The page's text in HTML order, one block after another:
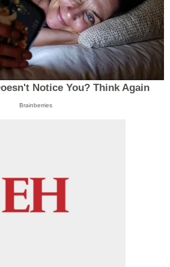
Notice You? Think Again
Brainberries